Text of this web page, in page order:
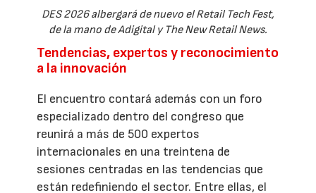
DES 2026 albergará de nuevo el Retail Tech Fest,
de la mano de Adigital y The New Retail News.
Tendencias, expertos y reconocimiento
a la innovación
El encuentro contará además con un foro
especializado dentro del congreso que
reunirá a más de 500 expertos
internacionales en una treintena de
sesiones centradas en las tendencias que
están redefiniendo el sector. Entre ellas, el